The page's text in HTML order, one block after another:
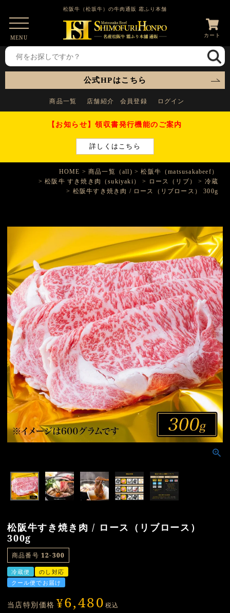
松阪牛（松坂牛）の牛肉通販 霜ふり本舗
カート
MENU
公式HPはこちら
商品一覧 店舗紹介 会員登録 ログイン
【お知らせ】領収書発行機能のご案内
詳しくはこちら
HOME 商品一覧（all)
松阪牛（matsusakabeef）
松阪牛 すき焼き肉（sukiyaki）
ロース（リブ）
冷蔵
松阪牛すき焼き肉 / ロース（リブロース） 300g
松阪牛すき焼き肉 / ロース（リブロース）
300g
商品番号 12-300
冷蔵便
のし対応
クール便でお届け
当店特別価格 ¥6,480 税込